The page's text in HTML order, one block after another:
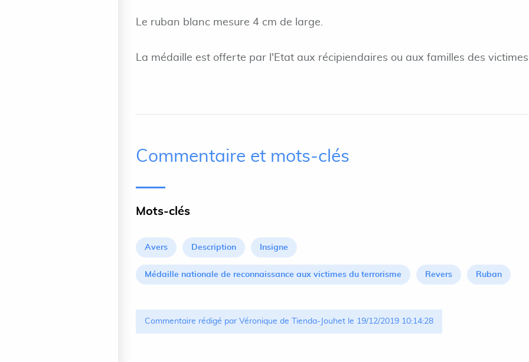
Le ruban blanc mesure 4 cm de large.
La médaille est offerte par l'Etat aux récipiendaires ou aux familles des
Commentaire et mots-clés
Mots-clés
Avers Description Insigne
Médaille nationale de reconnaissance aux victimes du terrorisme Revers Ruban
Commentaire rédigé par Véronique de Tienda-Jouhet le 19/12/2019 10:14:28